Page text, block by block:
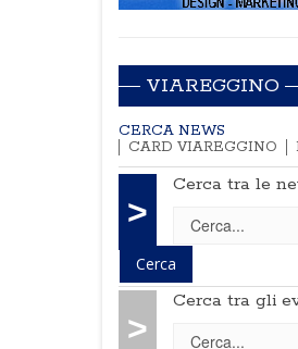
VIAREGGINO
CERCA NEWS
CARD VIAREGGINO
>
Cerca tra le
>
Cerca tra gli